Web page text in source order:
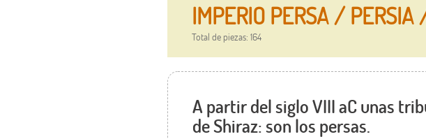
IMPERIO PERSA / PERSIA
Total de piezas: 164
A partir del siglo VIII aC unas
de Shiraz: son los persas.